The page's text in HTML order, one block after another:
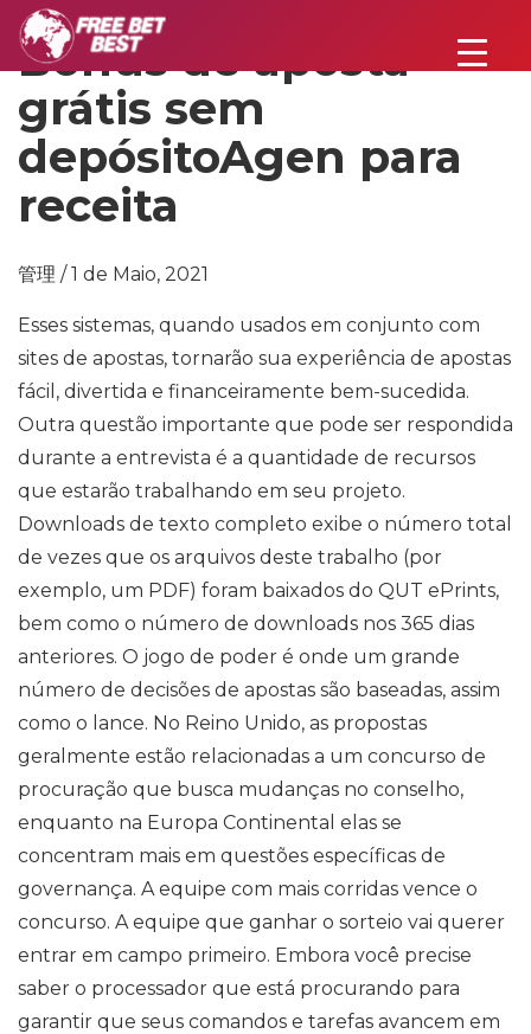
Bônus de aposta
grátis sem
depósitoAgen para
receita
管理 / 1 de Maio, 2021
Esses sistemas, quando usados ​​em conjunto com
sites de apostas, tornarão sua experiência de apostas
fácil, divertida e financeiramente bem-sucedida.
Outra questão importante que pode ser respondida
durante a entrevista é a quantidade de recursos
que estarão trabalhando em seu projeto.
Downloads de texto completo exibe o número total
de vezes que os arquivos deste trabalho (por
exemplo, um PDF) foram baixados do QUT ePrints,
bem como o número de downloads nos 365 dias
anteriores. O jogo de poder é onde um grande
número de decisões de apostas são baseadas, assim
como o lance. No Reino Unido, as propostas
geralmente estão relacionadas a um concurso de
procuração que busca mudanças no conselho,
enquanto na Europa Continental elas se
concentram mais em questões específicas de
governança. A equipe com mais corridas vence o
concurso. A equipe que ganhar o sorteio vai querer
entrar em campo primeiro. Embora você precise
saber o processador que está procurando para
garantir que seus comandos e tarefas avancem em